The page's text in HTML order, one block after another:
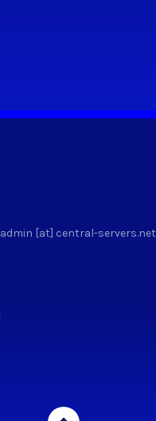
admin [at] central-servers.net